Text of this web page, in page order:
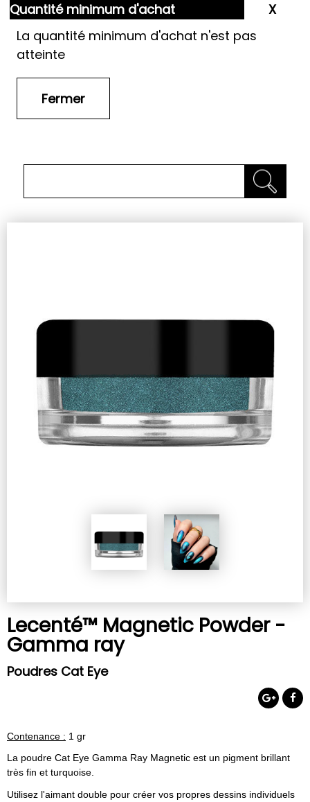
Quantité minimum d'achat
La quantité minimum d'achat n'est pas
atteinte
Lecenté™ Magnetic Powder -
Gamma ray
Poudres Cat Eye
Contenance : 1 gr
La poudre Cat Eye Gamma Ray Magnetic est un pigment brillant
très fin et turquoise.
Utilisez l'aimant double pour créer vos propres dessins individuels